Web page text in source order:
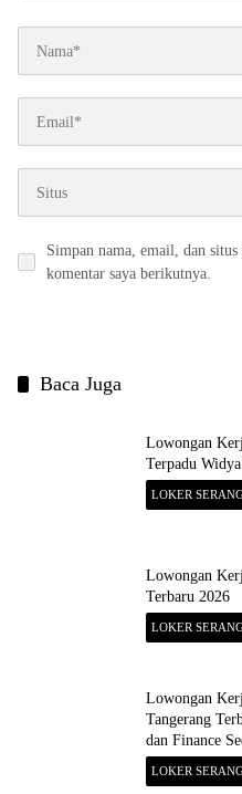
Simpan nama, email, dan
komentar saya berikutnya.
Baca Juga
Lowongan
Terpadu
LOKER
Lowongan
Terbaru 2026
LOKER
Lowongan
Tangerang
dan Finance
LOKER